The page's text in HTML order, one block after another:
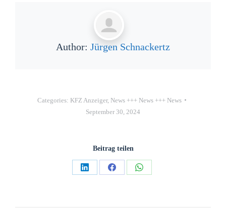
Author: Jürgen Schnackertz
Categories: KFZ Anzeiger, News +++ News +++ News
September 30, 2024
Beitrag teilen